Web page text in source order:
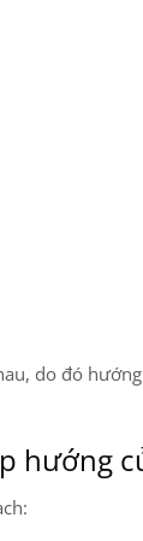
, do đó
hướng
: